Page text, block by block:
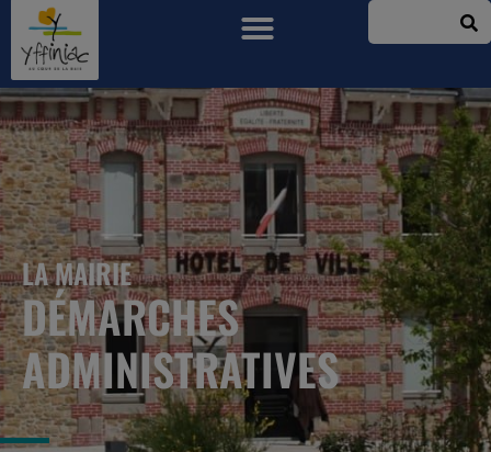
LA MAIRIE
DÉMARCHES
ADMINISTRATIVES